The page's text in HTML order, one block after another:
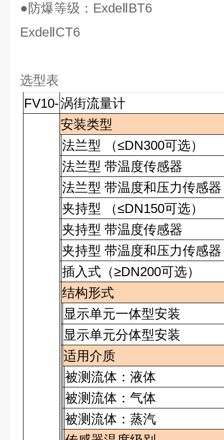
●防爆等级： ExdeⅡBT6
ExdeⅡCT6
选型表
FV10-涡街流量计
安装类型
法兰型 （≤DN300可选）
法兰型 带温度传感器
法兰型 带温度和压力传感器
夹持型
（≤DN150可选）
夹持型 带温度传感器
夹持型 带温度和压力传感器
插入式（≥DN200可选）
结构形式
显示单元一体型安装
显示单元分体型安装
适用介质
被测流体：液体
被测流体：气体
被测流体：蒸汽